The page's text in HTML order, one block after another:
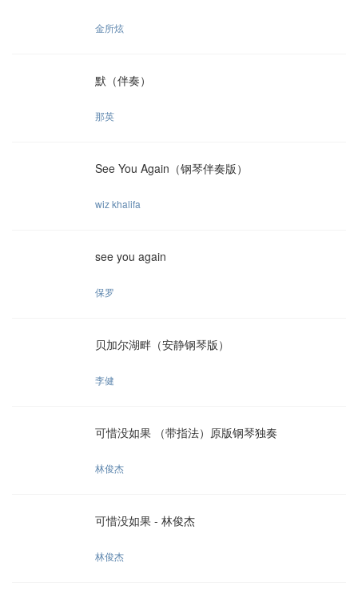
金所炫
默（伴奏）
那英
See You Again（钢琴伴奏版）
wiz khalifa
see you again
保罗
贝加尔湖畔（安静钢琴版）
李健
可惜没如果 （带指法）原版钢琴独奏
林俊杰
可惜没如果 - 林俊杰
林俊杰